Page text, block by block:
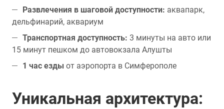
Развлечения в шаговой доступности: аквапарк,
дельфинарий, аквариум
Транспортная доступность: 3 минуты на авто или
15 минут пешком до автовокзала Алушты
1 час езды от аэропорта в Симферополе
Уникальная архитектура: